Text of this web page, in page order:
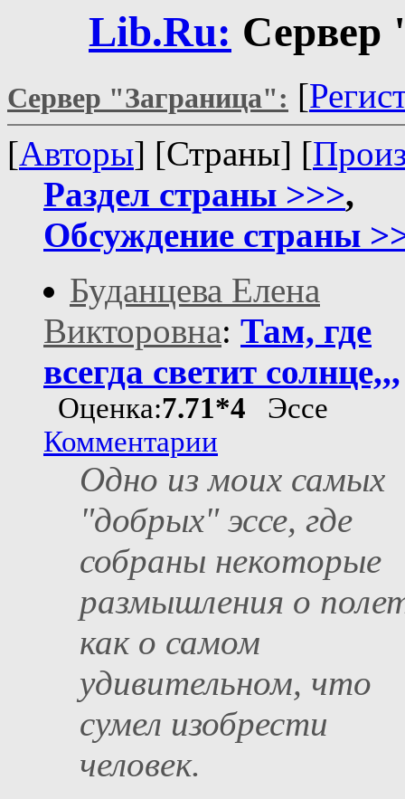
Lib.Ru: Сервер
Сервер "Заграница": [
[Авторы] [Страны] [
Раздел страны >>>,
Обсуждение страны
Буданцева Елена
Викторовна: Там, где
всегда светит солнце,,,
Оценка:7.71*4 Эссе
Комментарии
Одно из моих самых
"добрых" эссе, где
собраны некоторые
размышления о
как о самом
удивительном, что
сумел изобрести
человек.